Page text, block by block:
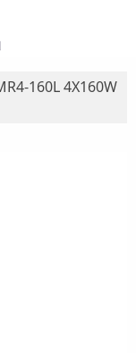
160L 4X160W